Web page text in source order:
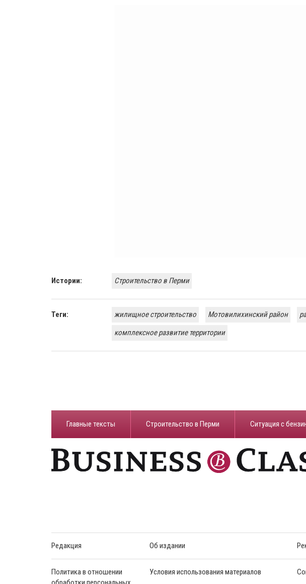
Истории: Строительство в Перми
Теги: жилищное строительство Мотовилихинский район
комплексное развитие территории
Главные тексты Строительство в Перми ​Ситуация с
Редакция Об издании
Политика в отношении
Условия использования материалов